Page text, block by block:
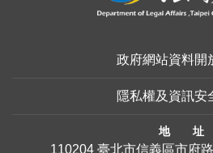
政府網站資料開
隱私權及資訊安
地 址
110204 臺北市信義區市府